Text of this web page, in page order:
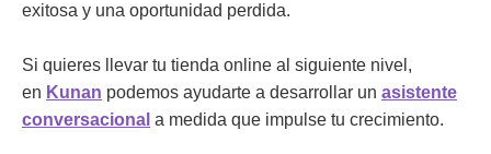
exitosa y una oportunidad perdida.
Si quieres llevar tu tienda online al siguiente nivel,
en Kunan podemos ayudarte a desarrollar un asistente
conversacional a medida que impulse tu crecimiento.